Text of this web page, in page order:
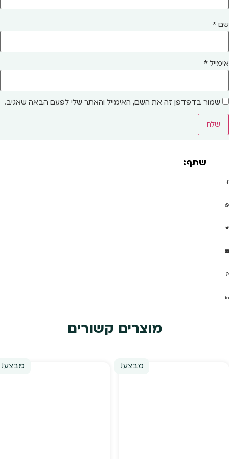
שם *
אימייל *
שמור בדפדפן זה את השם, האימייל והאתר שלי לפעם הבאה שאגיב.
שתף:
מוצרים קשורים
מבצע! מבצע!